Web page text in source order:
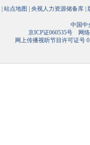
站点地图 央视人力资源储备库
中国中
京ICP证060535号网络
网上传播视听节目许可证号